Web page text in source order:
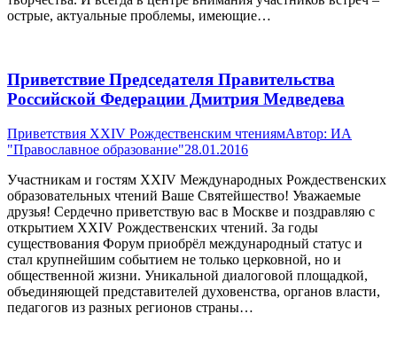
острые, актуальные проблемы, имеющие…
Приветствие Председателя Правительства
Российской Федерации Дмитрия Медведева
Приветствия XXIV Рождественским чтениямАвтор: ИА
"Православное образование"28.01.2016
Участникам и гостям XXIV Международных Рождественских
образовательных чтений Ваше Святейшество! Уважаемые
друзья! Сердечно приветствую вас в Москве и поздравляю с
открытием XXIV Рождественских чтений. За годы
существования Форум приобрёл международный статус и
стал крупнейшим событием не только церковной, но и
общественной жизни. Уникальной диалоговой площадкой,
объединяющей представителей духовенства, органов власти,
педагогов из разных регионов страны…